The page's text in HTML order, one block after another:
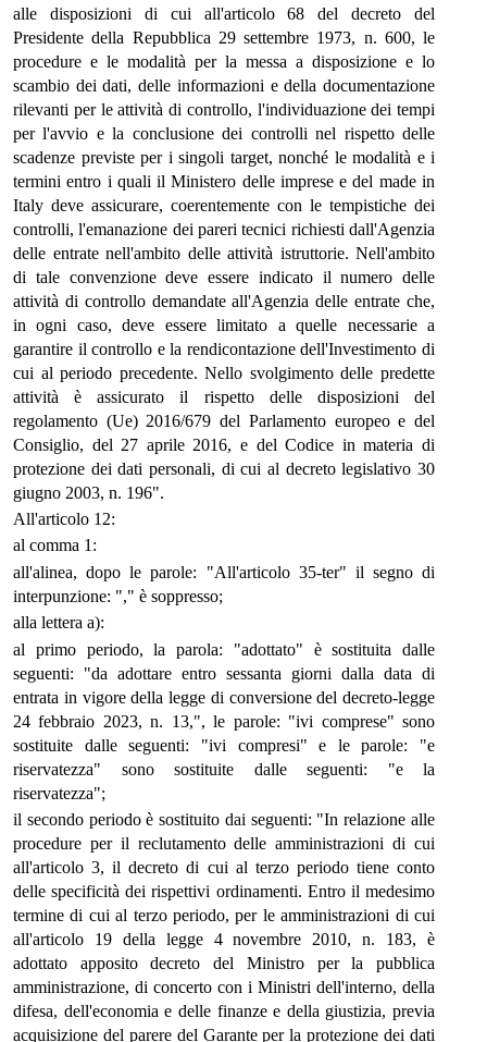
alle disposizioni di cui all'articolo 68 del decreto del
Presidente della Repubblica 29 settembre 1973, n. 600, le
procedure e le modalità per la messa a disposizione e lo
scambio dei dati, delle informazioni e della documentazione
rilevanti per le attività di controllo, l'individuazione dei tempi
per l'avvio e la conclusione dei controlli nel rispetto delle
scadenze previste per i singoli target, nonché le modalità e i
termini entro i quali il Ministero delle imprese e del made in
Italy deve assicurare, coerentemente con le tempistiche dei
controlli, l'emanazione dei pareri tecnici richiesti dall'Agenzia
delle entrate nell'ambito delle attività istruttorie. Nell'ambito
di tale convenzione deve essere indicato il numero delle
attività di controllo demandate all'Agenzia delle entrate che,
in ogni caso, deve essere limitato a quelle necessarie a
garantire il controllo e la rendicontazione dell'Investimento di
cui al periodo precedente. Nello svolgimento delle predette
attività è assicurato il rispetto delle disposizioni del
regolamento (Ue) 2016/679 del Parlamento europeo e del
Consiglio, del 27 aprile 2016, e del Codice in materia di
protezione dei dati personali, di cui al decreto legislativo 30
giugno 2003, n. 196".
All'articolo 12:
al comma 1:
all'alinea, dopo le parole: "All'articolo 35-ter" il segno di
interpunzione: "," è soppresso;
alla lettera a):
al primo periodo, la parola: "adottato" è sostituita dalle
seguenti: "da adottare entro sessanta giorni dalla data di
entrata in vigore della legge di conversione del decreto-legge
24 febbraio 2023, n. 13,", le parole: "ivi comprese" sono
sostituite dalle seguenti: "ivi compresi" e le parole: "e
riservatezza" sono sostituite dalle seguenti: "e la
riservatezza";
il secondo periodo è sostituito dai seguenti: "In relazione alle
procedure per il reclutamento delle amministrazioni di cui
all'articolo 3, il decreto di cui al terzo periodo tiene conto
delle specificità dei rispettivi ordinamenti. Entro il medesimo
termine di cui al terzo periodo, per le amministrazioni di cui
all'articolo 19 della legge 4 novembre 2010, n. 183, è
adottato apposito decreto del Ministro per la pubblica
amministrazione, di concerto con i Ministri dell'interno, della
difesa, dell'economia e delle finanze e della giustizia, previa
acquisizione del parere del Garante per la protezione dei dati